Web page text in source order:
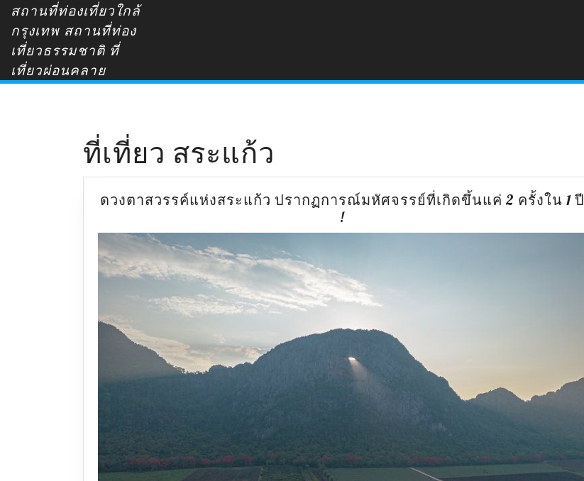
สถานที่ท่องเที่ยวใกล้
กรุงเทพ สถานที่ท่อง
เที่ยวธรรมชาติ ที่
เที่ยวผ่อนคลาย
ที่เที่ยว สระแก้ว
ดวงตาสวรรค์แห่งสระแก้ว ปรากฏการณ์มหัศจรรย์ที่เกิดขึ้นแค่ 2 ครั้งใน 1 ปี
!ดวงตา
สวรรค์
ปรากฏการณ์
มหัศจรรย์
เกิด
ขึ้น
แค่
2
ปี
!